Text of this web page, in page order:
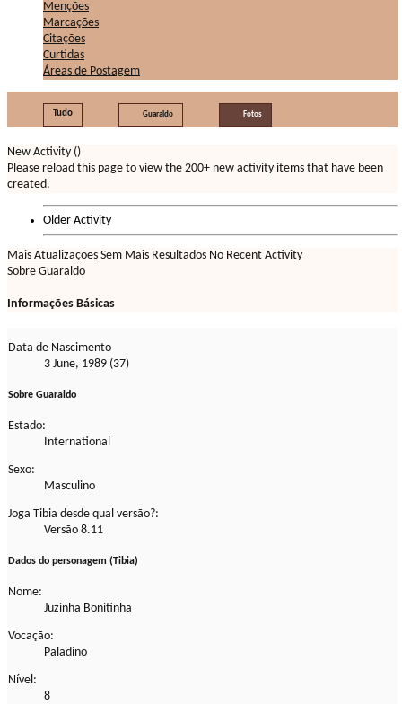
Menções
Marcações
Citações
Curtidas
Áreas de Postagem
Tudo Guaraldo Fotos
New Activity ()
Please reload this page to view the 200+ new activity items that have been
created.
Older Activity
Mais Atualizações Sem Mais Resultados No Recent Activity
Sobre Guaraldo
Informações Básicas
Data de Nascimento
3 June, 1989 (37)
Sobre Guaraldo
Estado:
International
Sexo:
Masculino
Joga Tibia desde qual versão?:
Versão 8.11
Dados do personagem (Tibia)
Nome:
Juzinha Bonitinha
Vocação:
Paladino
Nível:
8